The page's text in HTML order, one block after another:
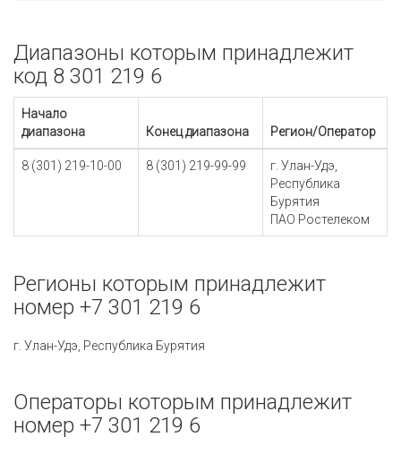
Диапазоны которым принадлежит
код 8 301 219 6
Начало
диапазона
Конец диапазона Регион/Оператор
8 (301) 219-10-00 8 (301) 219-99-99
г. Улан-Удэ,
Республика
Бурятия
ПАО Ростелеком
Регионы которым принадлежит
номер +7 301 219 6
г. Улан-Удэ, Республика Бурятия
Операторы которым принадлежит
номер +7 301 219 6